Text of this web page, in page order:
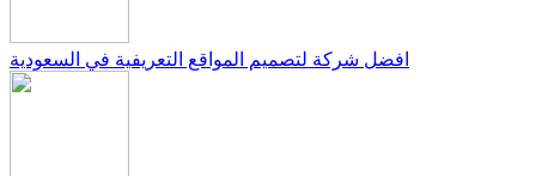
افضل شركة لتصميم المواقع التعريفية في السعودية